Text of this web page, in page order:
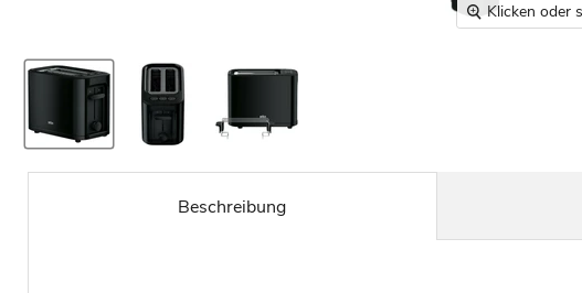
Klicken oder
Beschreibung